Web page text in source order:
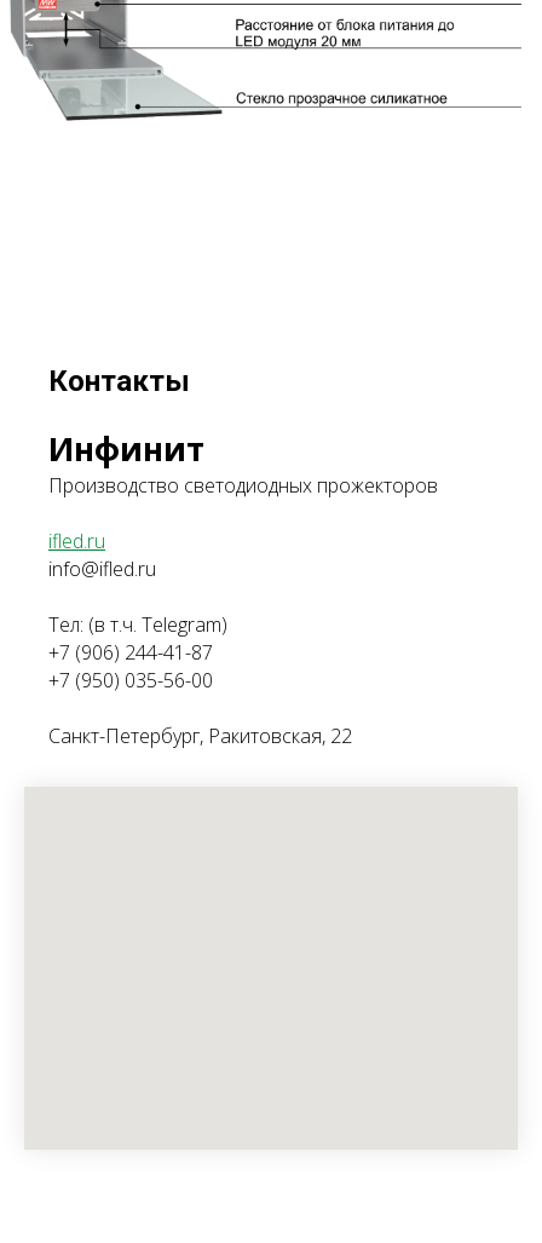
Контакты
Инфинит
Производство светодиодных прожекторов
ifled.ru
info@ifled.ru
Тел: (в т.ч. Telegram)
+7 (906) 244-41-87
+7 (950) 035-56-00
Санкт-Петербург, Ракитовская, 22